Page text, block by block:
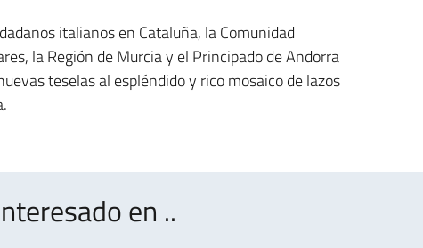
italianos en Cataluña, la Comunidad
la Región de Murcia y el Principado de Andorra
teselas al espléndido y rico mosaico de lazos
en ..